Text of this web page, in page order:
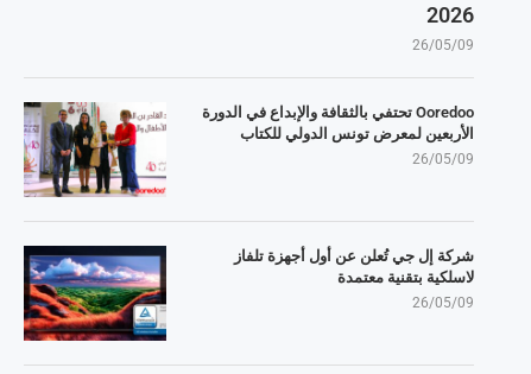
2026
26/05/09
Ooredoo تحتفي بالثقافة والإبداع في الدورة
الأربعين لمعرض تونس الدولي للكتاب
26/05/09
شركة إل جي تُعلن عن أول أجهزة تلفاز
لاسلكية بتقنية معتمدة
26/05/09